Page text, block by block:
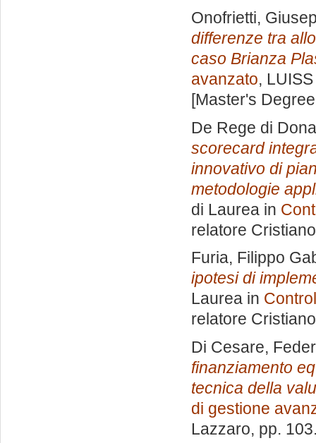
Onofrietti,
differenze tra
caso Brianza
avanzato,
[Master's
De Rege di
scorecard
innovativo di
metodologie
di Laurea in
relatore
Furia, Filippo
ipotesi di
Laurea in
relatore
Di Cesare,
finanziamento
tecnica della
di gestione
Lazzaro, pp.